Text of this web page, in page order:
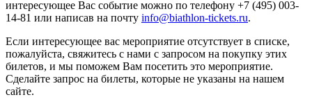
интересующее Вас событие можно по телефону +7 (495) 003-
14-81 или написав на почту info@biathlon-tickets.ru.
Если интересующее вас мероприятие отсутствует в списке,
пожалуйста, свяжитесь с нами с запросом на покупку этих
билетов, и мы поможем Вам посетить это мероприятие.
Cделайте запрос на билеты, которые не указаны на нашем
сайте.